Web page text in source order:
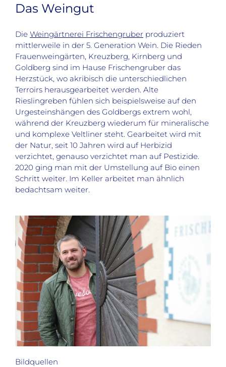
Das Weingut
Die Weingärtnerei Frischengruberproduziert
mittlerweile in der 5. Generation Wein. Die Rieden
Frauenweingärten, Kreuzberg, Kirnberg und
Goldberg sind im Hause Frischengruber das
Herzstück, wo akribisch die unterschiedlichen
Terroirs herausgearbeitet werden. Alte
Rieslingreben fühlen sich beispielsweise auf den
Urgesteinshängen des Goldbergs extrem wohl,
während der Kreuzberg wiederum für mineralische
und komplexe Veltliner steht. Gearbeitet wird mit
der Natur, seit 10 Jahren wird auf Herbizid
verzichtet, genauso verzichtet man auf Pestizide.
2020 ging man mit der Umstellung auf Bio einen
Schritt weiter. Im Keller arbeitet man ähnlich
bedachtsam weiter.
Bildquellen